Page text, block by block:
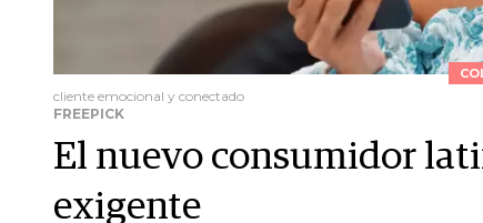
cliente emocional y conectado
FREEPICK
El nuevo consumidor
exigente